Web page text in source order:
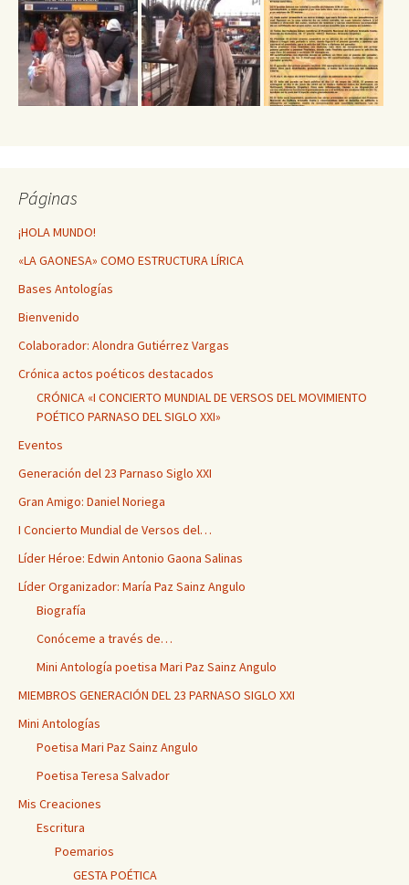
Páginas
¡HOLA MUNDO!
«LA GAONESA» COMO ESTRUCTURA LÍRICA
Bases Antologías
Bienvenido
Colaborador: Alondra Gutiérrez Vargas
Crónica actos poéticos destacados
CRÓNICA «I CONCIERTO MUNDIAL DE VERSOS DEL MOVIMIENTO
POÉTICO PARNASO DEL SIGLO XXI»
Eventos
Generación del 23 Parnaso Siglo XXI
Gran Amigo: Daniel Noriega
I Concierto Mundial de Versos del…
Líder Héroe: Edwin Antonio Gaona Salinas
Líder Organizador: María Paz Sainz Angulo
Biografía
Conóceme a través de…
Mini Antología poetisa Mari Paz Sainz Angulo
MIEMBROS GENERACIÓN DEL 23 PARNASO SIGLO XXI
Mini Antologías
Poetisa Mari Paz Sainz Angulo
Poetisa Teresa Salvador
Mis Creaciones
Escritura
Poemarios
GESTA POÉTICA